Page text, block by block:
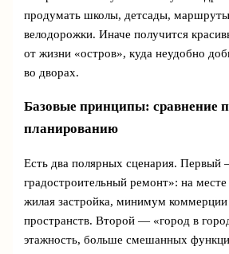
продумать школы, детсады, маршруты
велодорожки. Иначе получится
от жизни «остров», куда неудобно
во дворах.
Базовые принципы: сравнение
планированию
Есть два полярных сценария.
градостроительный ремонт»: на месте
жилая застройка, минимум
пространств. Второй — «город в
этажность, больше смешанных